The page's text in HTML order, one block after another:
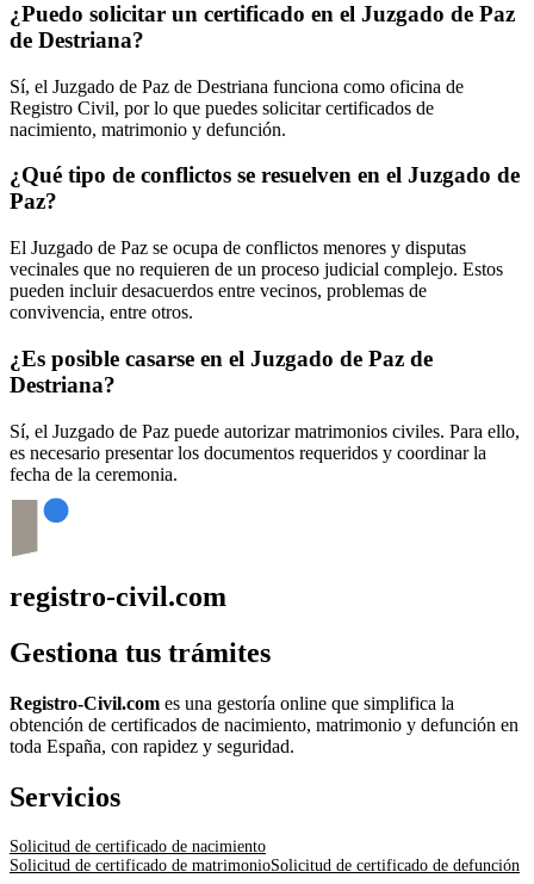
¿Puedo solicitar un certificado en el Juzgado de Paz
de Destriana?
Sí, el Juzgado de Paz de Destriana funciona como oficina de
Registro Civil, por lo que puedes solicitar certificados de
nacimiento, matrimonio y defunción.
¿Qué tipo de conflictos se resuelven en el Juzgado de
Paz?
El Juzgado de Paz se ocupa de conflictos menores y disputas
vecinales que no requieren de un proceso judicial complejo. Estos
pueden incluir desacuerdos entre vecinos, problemas de
convivencia, entre otros.
¿Es posible casarse en el Juzgado de Paz de
Destriana?
Sí, el Juzgado de Paz puede autorizar matrimonios civiles. Para ello,
es necesario presentar los documentos requeridos y coordinar la
fecha de la ceremonia.
registro-civil.com
Gestiona tus trámites
Registro-Civil.com es una gestoría online que simplifica la
obtención de certificados de nacimiento, matrimonio y defunción en
toda España, con rapidez y seguridad.
Servicios
Solicitud de certificado de nacimiento
Solicitud de certificado de matrimonioSolicitud de certificado de defunción